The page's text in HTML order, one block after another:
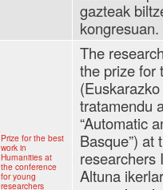
gazteak
kongresuan.
Prize for the best
work in
Humanities at
the conference
for young
researchers
The
the prize for
tratamendu
“Automatic
Basque”) at
researchers
Altuna